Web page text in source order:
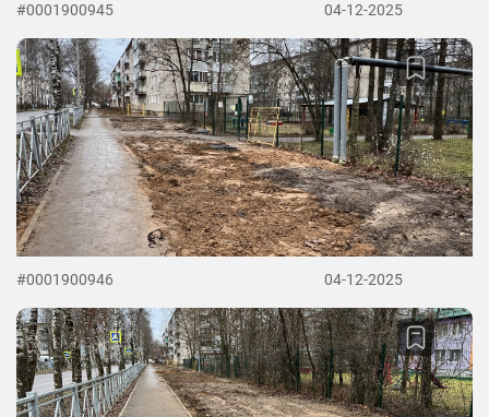
#0001900945 04-12-2025
#0001900946 04-12-2025